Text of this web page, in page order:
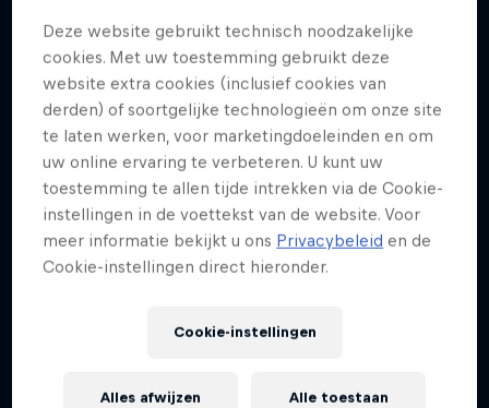
Deze website gebruikt technisch noodzakelijke
cookies. Met uw toestemming gebruikt deze
website extra cookies (inclusief cookies van
derden) of soortgelijke technologieën om onze site
te laten werken, voor marketingdoeleinden en om
uw online ervaring te verbeteren. U kunt uw
toestemming te allen tijde intrekken via de Cookie-
instellingen in de voettekst van de website. Voor
meer informatie bekijkt u ons Privacybeleid en de
Cookie-instellingen direct hieronder.
Cookie-instellingen
Alles afwijzen Alle toestaan